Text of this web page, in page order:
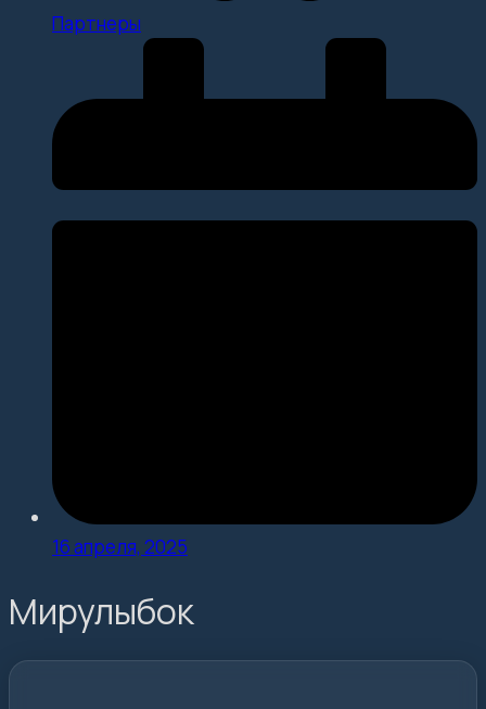
Партнеры
16 апреля, 2025
Мирулыбок